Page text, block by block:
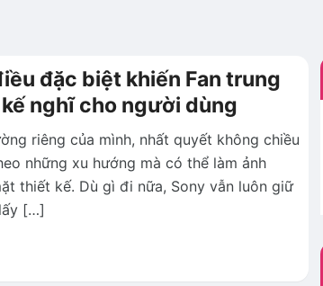
đặc biệt khiến Fan trung
nghĩ cho người dùng
riêng của mình, nhất quyết không chiều
những xu hướng mà có thể làm ảnh
thiết kế. Dù gì đi nữa, Sony vẫn luôn giữ
[…]